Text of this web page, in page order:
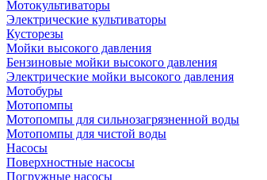
Мотокультиваторы
Электрические культиваторы
Кусторезы
Мойки высокого давления
Бензиновые мойки высокого давления
Электрические мойки высокого давления
Мотобуры
Мотопомпы
Мотопомпы для сильнозагрязненной воды
Мотопомпы для чистой воды
Насосы
Поверхностные насосы
Погружные насосы